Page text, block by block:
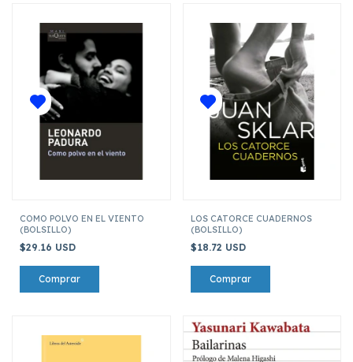
COMO POLVO EN EL VIENTO
(BOLSILLO)
$29.16 USD
LOS CATORCE CUADERNOS
(BOLSILLO)
$18.72 USD